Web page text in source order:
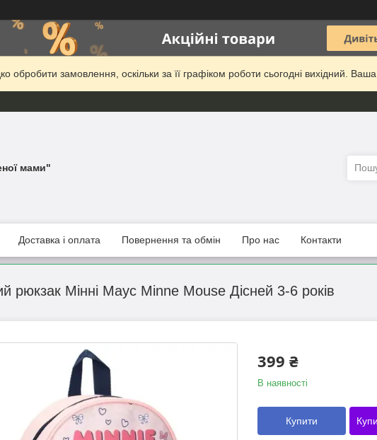
обробити замовлення, оскільки за її графіком роботи сьогодні вихідний.
мами"
Доставка і оплата Повернення та обмін Про нас Контакти
рюкзак Мінні Маус Minne Mouse Дісней 3-6 років
399 ₴
В наявності
Купити